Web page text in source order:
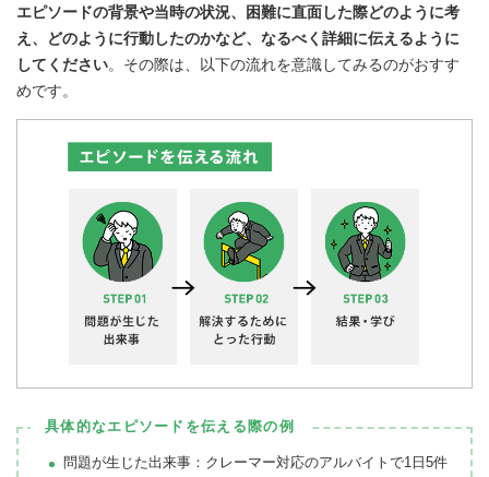
エピソードの背景や当時の状況、困難に直面した際どのように考
え、どのように行動したのかなど、なるべく詳細に伝えるように
してください。その際は、以下の流れを意識してみるのがおすす
めです。
具体的なエピソードを伝える際の例
問題が生じた出来事：クレーマー対応のアルバイトで1日5件